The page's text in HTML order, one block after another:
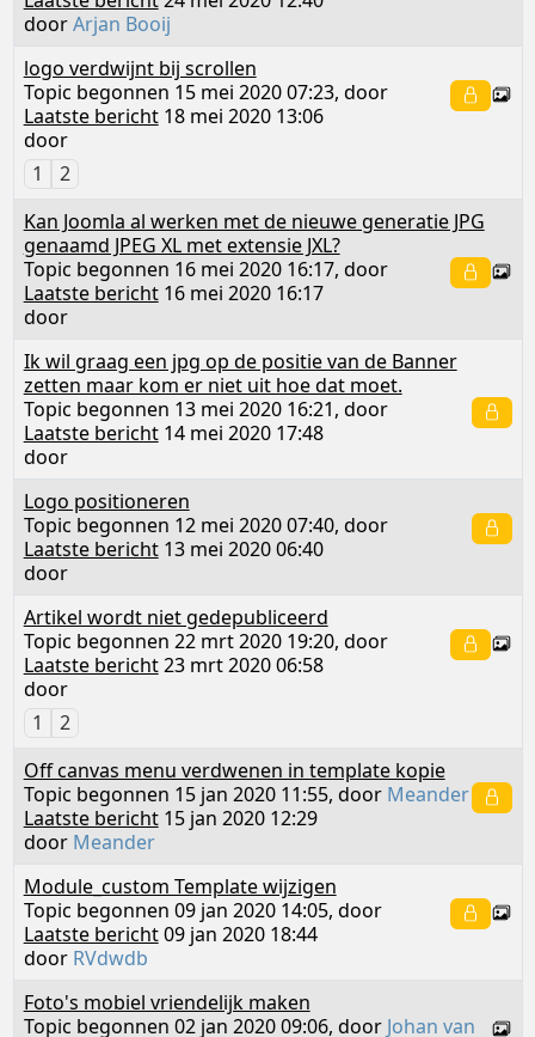
doorArjan Booij
logo verdwijnt bij scrollen
Topic begonnen 15 mei 2020 07:23, door
Laatste bericht18 mei 2020 13:06
door
1
2
Kan Joomla al werken met de nieuwe generatie JPG
genaamd JPEG XL met extensie JXL?
Topic begonnen 16 mei 2020 16:17, door
Laatste bericht16 mei 2020 16:17
door
Ik wil graag een jpg op de positie van de Banner
zetten maar kom er niet uit hoe dat moet.
Topic begonnen 13 mei 2020 16:21, door
Laatste bericht14 mei 2020 17:48
door
Logo positioneren
Topic begonnen 12 mei 2020 07:40, door
Laatste bericht13 mei 2020 06:40
door
Artikel wordt niet gedepubliceerd
Topic begonnen 22 mrt 2020 19:20, door
Laatste bericht23 mrt 2020 06:58
door
1
2
Off canvas menu verdwenen in template kopie
Topic begonnen 15 jan 2020 11:55, door Meander
Laatste bericht15 jan 2020 12:29
door Meander
Module_custom Template wijzigen
Topic begonnen 09 jan 2020 14:05, door
Laatste bericht09 jan 2020 18:44
door RVdwdb
Foto's mobiel vriendelijk maken
Topic begonnen 02 jan 2020 09:06, door Johan van